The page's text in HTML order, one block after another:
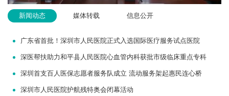
新闻动态 媒体转载 信息公开
广东省首批！深圳市人民医院正式入选国际医疗服务试点医院
深医帮扶助力和平县人民医院心血管内科获批市级临床重点专科
深圳首支百人医保志愿者服务队成立 流动服务架起惠民连心桥
深圳市人民医院护航残特奥会闭幕活动